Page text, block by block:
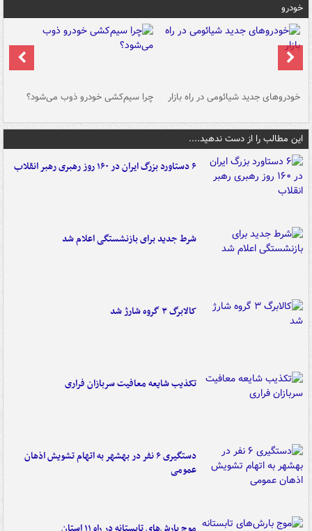
خودرو
خودروهای جدید شیائومی در راه بازار چرا سیم‌کشی خودرو ذوب می‌شود؟
این مطالب را از دست ندهید....
۶ دستاورد بزرگ ایران در ۱۶۰ روز رهبری رهبر انقلاب
شرط جدید برای بازنشستگی اعلام شد
کالابرگ ۳ گروه شارژ شد
تکذیب شایعه معافیت سربازان فراری
دستگیری ۶ نفر در بهشهر به اتهام تشویش اذهان
عمومی